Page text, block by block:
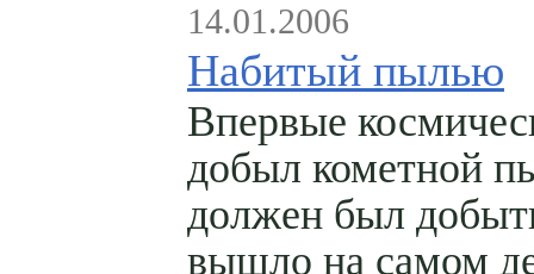
14.01.2006
Набитый пылью
Впервые
добыл кометной
должен был
вышло на самом